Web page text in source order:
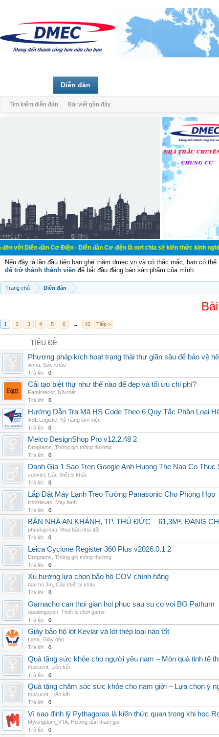
đàn Cơ Điện - Diễn đàn Cơ điện là nơi chia sẽ kiến thức kinh nghiệm
Nếu đây là lần đầu tiên bạn ghé thăm dmec.vn và có thắc mắc, bạn có
để trở thành thành viên để bắt đầu đăng bán sản phẩm của mình.
Trang chủ Diễn đàn
1 2 3 4 5 6 → 10 Tiếp >
TIÊU ĐỀ
Phương pháp kích hoạt trạng thái thư giãn sâu để bảo vệ
Anna Sức khỏe
Trả lời:
0
Cải tạo biệt thự như thế nào để đẹp và tối ưu chi phí?
FamInterior, Nội thất
Trả lời:
0
Hướng Dẫn Tra Mã HS Code Theo 6 Quy Tắc Phân Loại
ASL Logistic
Kỹ năng làm việc
Trả lời:
0
Melco DesignShop Pro v12.2.48 2
Drograms Thông gió thông thường
Trả lời:
0
Danh Gia 1 Sao Tren Google Anh Huong The Nao Co Thuc
seoviet Các thiết bị khác
Trả lời:
0
Lắp Đặt Máy Lạnh Treo Tường Panasonic Cho Phòng Họp
tinhtrieuan Máy lạnh
Trả lời:
0
BÁN NHÀ AN KHÁNH, TP. THỦ ĐỨC – 61,3M², ĐANG
phuongchau Mua bán nhà đất
Trả lời:
0
Leica Cyclone Register 360 Plus v2026.0.1 2
Drograms Thông gió thông thường
Trả lời:
0
Xu hướng lựa chọn bảo hộ COV chính hãng
bao ho 3m Các thiết bị khác
Trả lời:
0
Garnacho can thoi gian hoi phuc sau su co voi BG Pathum
davidnguyen Thiết bị chơi game
Trả lời:
0
Giày bảo hộ lót Kevlar và lót thép loại nào tốt
Lasa Giày dép
Trả lời:
0
Quà tặng sức khỏe cho người yêu nam – Món quà tinh tế
thucucnt Liên kết
Trả lời:
0
Quà tặng chăm sóc sức khỏe cho nam giới – Lựa chọn ý
thucucnt Liên kết
Trả lời:
0
Vì sao định lý Pythagoras là kiến thức quan trọng khi học
Mykingdom_VTA Hướng dẫn tham gia
Trả lời:
0
Diễn đàn
Tìm kiếm diễn đàn Bài viết gần đây